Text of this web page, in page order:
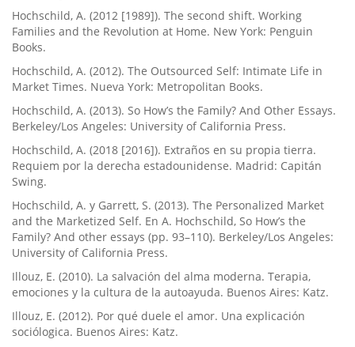
Hochschild, A. (2012 [1989]). The second shift. Working
Families and the Revolution at Home. New York: Penguin
Books.
Hochschild, A. (2012). The Outsourced Self: Intimate Life in
Market Times. Nueva York: Metropolitan Books.
Hochschild, A. (2013). So How’s the Family? And Other Essays.
Berkeley/Los Angeles: University of California Press.
Hochschild, A. (2018 [2016]). Extraños en su propia tierra.
Requiem por la derecha estadounidense. Madrid: Capitán
Swing.
Hochschild, A. y Garrett, S. (2013). The Personalized Market
and the Marketized Self. En A. Hochschild, So How’s the
Family? And other essays (pp. 93–110). Berkeley/Los Angeles:
University of California Press.
Illouz, E. (2010). La salvación del alma moderna. Terapia,
emociones y la cultura de la autoayuda. Buenos Aires: Katz.
Illouz, E. (2012). Por qué duele el amor. Una explicación
sociólogica. Buenos Aires: Katz.